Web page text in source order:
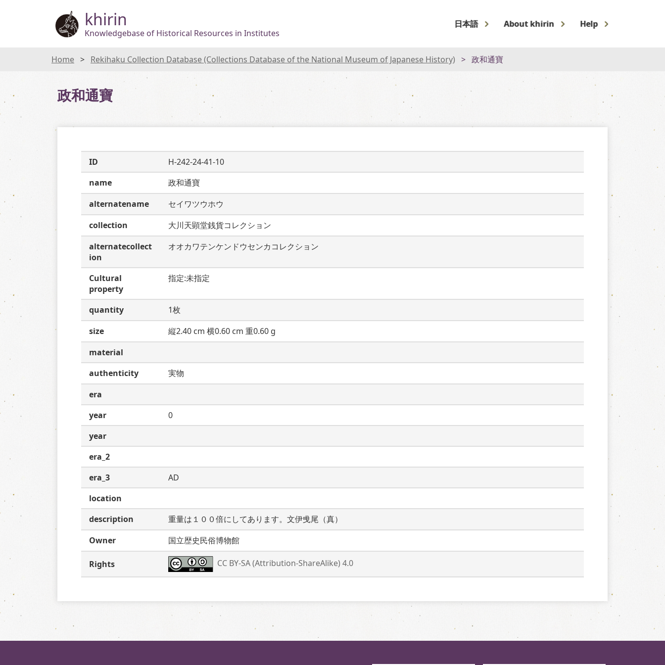
khirin
Knowledgebase of Historical Resources in Institutes
日本語 About khirin Help
Home Rekihaku Collection Database (Collections Database of the National Museum of Japanese History) 政和通寶
政和通寶
ID
H-242-24-41-10
name
政和通寶
alternatename
セイワツウホウ
collection
大川天顕堂銭貨コレクション
alternatecollect
ion
オオカワテンケンドウセンカコレクション
Cultural
property
指定:未指定
quantity
1枚
size
縦2.40 cm 横0.60 cm 重0.60 g
material
authenticity
実物
era
year
0
year
era_2
era_3
AD
location
description
重量は１００倍にしてあります。文伊曵尾（真）
Owner
国立歴史民俗博物館
Rights CC BY-SA (Attribution-ShareAlike) 4.0